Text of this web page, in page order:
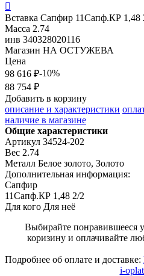

Вставка Сапфир 11Сапф.КР 1,48
Масса 2.74
инв 340328020116
Магазин НА ОСТУЖЕВА
Цена
98 616 ₽-10%
88 754 ₽
Добавить в корзину
описание и характеристики
наличие в магазине
Общие характеристики
Артикул 34524-202
Вес 2.74
Металл Белое золото, Золото
Дополнительная информация:
Сапфир
11Сапф.КР 1,48 2/2
Для кого Для неё
Выбирайте понравившееся
коризину и оплачивайте
Подробнее об оплате и доставке:
i-